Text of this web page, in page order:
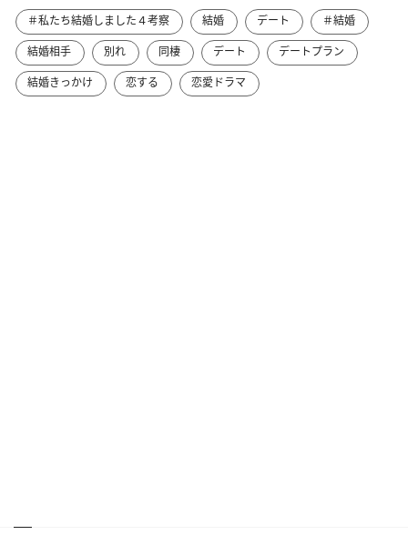
＃私たち結婚しました４考察 結婚 デート
＃結婚
結婚相手
別れ 同棲 デート
デートプラン
結婚きっかけ
恋する 恋愛ドラマ